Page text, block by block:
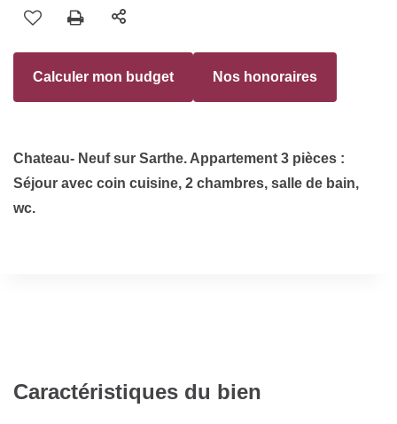
Calculer mon budget Nos honoraires
Chateau- Neuf sur Sarthe. Appartement 3 pièces :
Séjour avec coin cuisine, 2 chambres, salle de bain,
wc.
Caractéristiques du bien